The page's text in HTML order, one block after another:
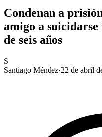
Condenan a
amigo a
de seis años
S
Santiago Méndez·22 de abril